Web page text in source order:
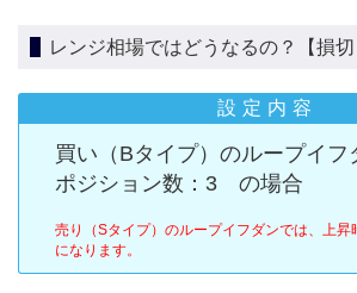
レンジ相場ではどうなるの？【損切
設定内容
買い（Bタイプ）のループイ
ポジション数：3 の場合
売り（Sタイプ）のループイフダンでは、上昇
になります。